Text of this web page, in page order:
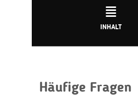
INHALT
Häufige Fragen